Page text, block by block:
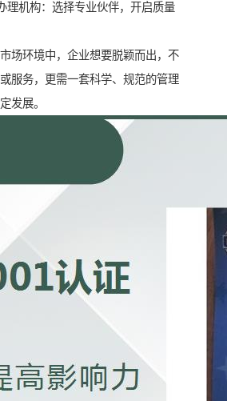
理机构：选择专业伙伴，开启质量
场环境中，企业想要脱颖而出，不
服务，更需一套科学、规范的管理
发展。